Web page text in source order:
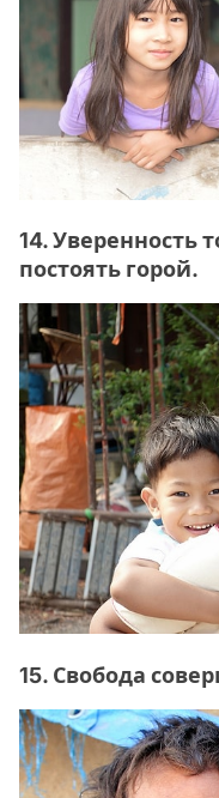
14. Уверенность
постоять горой.
15. Свобода